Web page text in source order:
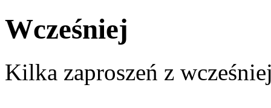
Wcześniej
Kilka zaproszeń z